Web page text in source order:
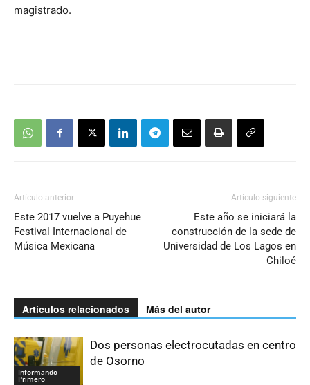
magistrado.
Artículo anterior
Este 2017 vuelve a Puyehue
Festival Internacional de
Música Mexicana
Artículo siguiente
Este año se iniciará la
construcción de la sede de
Universidad de Los Lagos en
Chiloé
Artículos relacionados Más del autor
Informando
Primero
Dos personas electrocutadas en centro
de Osorno